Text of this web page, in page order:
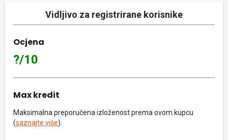
Vidljivo za registrirane korisnike
Ocjena
?/10
Max kredit
Maksimalna preporučena izloženost prema ovom kupcu
(saznajte više).